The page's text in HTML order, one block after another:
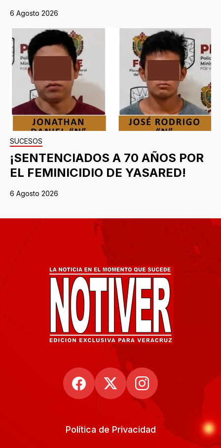
6 Agosto 2026
SUCESOS
¡SENTENCIADOS A 70 AÑOS POR
EL FEMINICIDIO DE YASARED!
6 Agosto 2026
Política de Privacidad